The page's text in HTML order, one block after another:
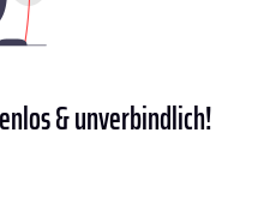
& unverbindlich!